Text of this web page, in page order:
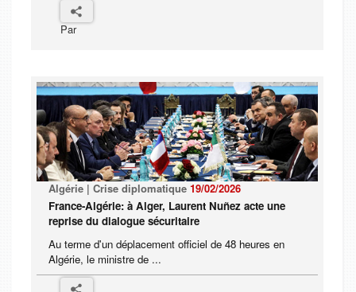
Par
Algérie | Crise diplomatique 19/02/2026
France-Algérie: à Alger, Laurent Nuñez acte une
reprise du dialogue sécuritaire
Au terme d'un déplacement officiel de 48 heures en
Algérie, le ministre de ...